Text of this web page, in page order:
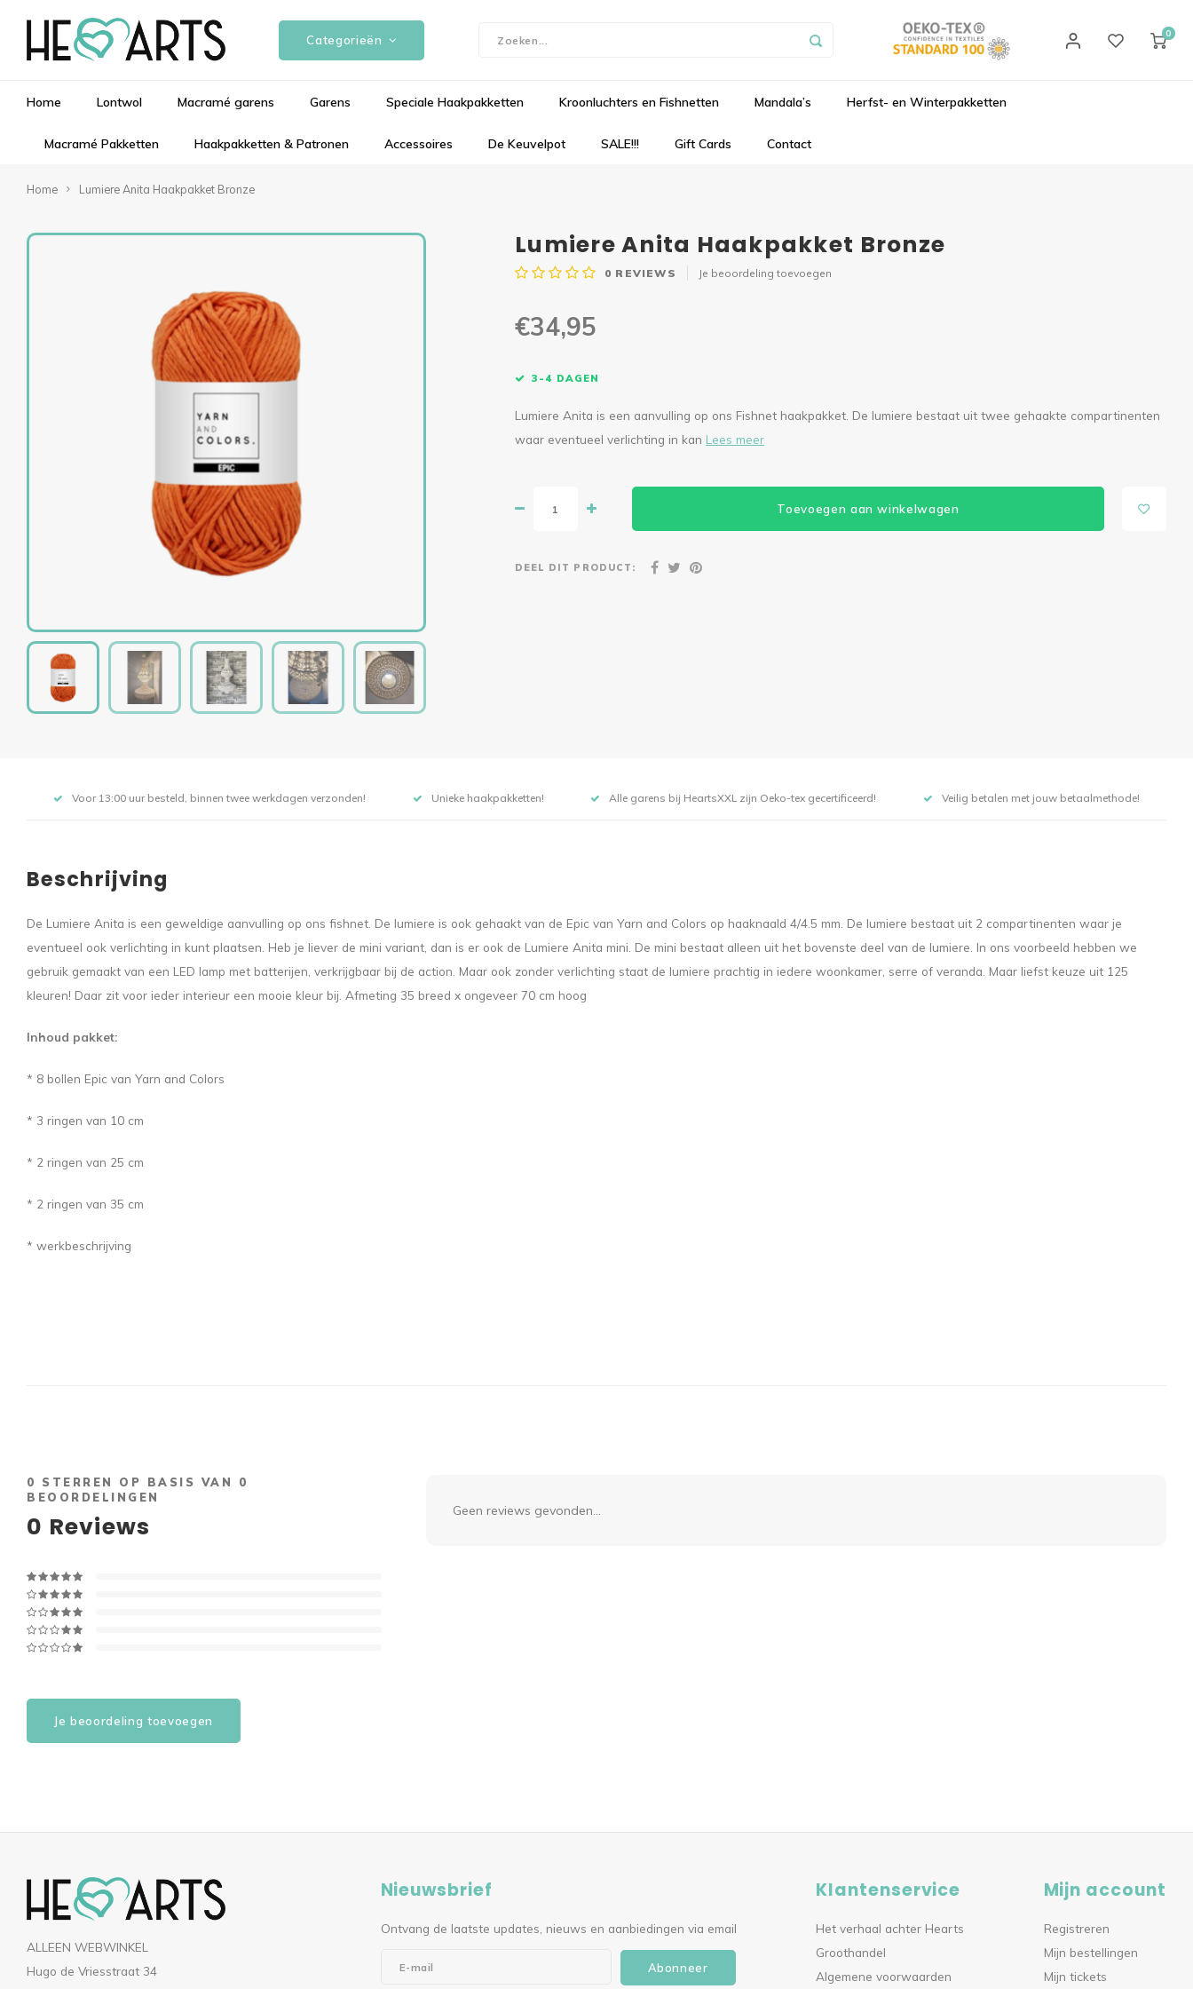
Categorieën 0
Home Lontwol Macramé garens Garens Speciale Haakpakketten Kroonluchters en Fishnetten Mandala’s Herfst- en Winterpakketten
Macramé Pakketten Haakpakketten & Patronen Accessoires De Keuvelpot SALE!!! Gift Cards Contact
Home Lumiere Anita Haakpakket Bronze
Lumiere Anita Haakpakket Bronze
0 REVIEWS Je beoordeling toevoegen
€34,95
3-4 DAGEN
Lumiere Anita is een aanvulling op ons Fishnet haakpakket. De lumiere bestaat uit twee gehaakte compartinenten
waar eventueel verlichting in kan Lees meer
Toevoegen aan winkelwagen
DEEL DIT PRODUCT:
Voor 13:00 uur besteld, binnen twee werkdagen verzonden! Unieke haakpakketten! Alle garens bij HeartsXXL zijn Oeko-tex gecertificeerd! Veilig betalen met jouw betaalmethode!
Beschrijving
De Lumiere Anita is een geweldige aanvulling op ons fishnet. De lumiere is ook gehaakt van de Epic van Yarn and Colors op haaknaald 4/4.5 mm. De lumiere bestaat uit 2 compartinenten waar je
eventueel ook verlichting in kunt plaatsen. Heb je liever de mini variant, dan is er ook de Lumiere Anita mini. De mini bestaat alleen uit het bovenste deel van de lumiere. In ons voorbeeld hebben we
gebruik gemaakt van een LED lamp met batterijen, verkrijgbaar bij de action. Maar ook zonder verlichting staat de lumiere prachtig in iedere woonkamer, serre of veranda. Maar liefst keuze uit 125
kleuren! Daar zit voor ieder interieur een mooie kleur bij. Afmeting 35 breed x ongeveer 70 cm hoog
Inhoud pakket:
* 8 bollen Epic van Yarn and Colors
* 3 ringen van 10 cm
* 2 ringen van 25 cm
* 2 ringen van 35 cm
* werkbeschrijving
0 STERREN OP BASIS VAN 0
BEOORDELINGEN
0 Reviews
Je beoordeling toevoegen
Geen reviews gevonden...
ALLEEN WEBWINKEL
Hugo de Vriesstraat 34
Nieuwsbrief
Ontvang de laatste updates, nieuws en aanbiedingen via email
Abonneer
Klantenservice
Het verhaal achter Hearts
Groothandel
Algemene voorwaarden
Mijn account
Registreren
Mijn bestellingen
Mijn tickets